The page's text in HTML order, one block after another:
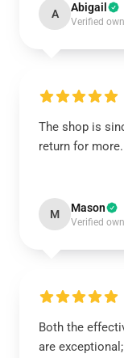
A Abigail
Verified
The shop is
return for more.
M Mason
Verified
Both the
are